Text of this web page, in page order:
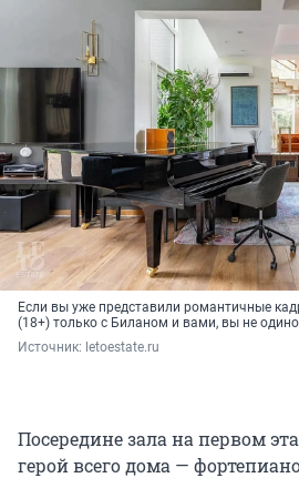
Если вы уже представили романтичные
(18+) только с Биланом и вами, вы не
Источник: letoestate.ru
Посередине зала на первом
герой всего дома —